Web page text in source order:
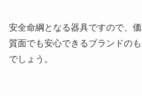
安全命綱となる器具ですので、
質面でも安心できるブランドの
でしょう。